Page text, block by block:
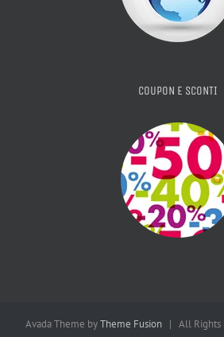
COUPON E SCONTI
Avada Theme byTheme Fusion| All Rights